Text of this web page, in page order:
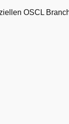
OSCL